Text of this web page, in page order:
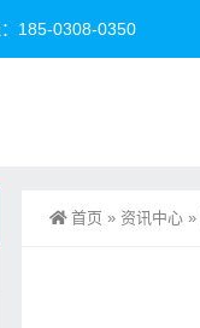
185-0308-0350
首页 » 资讯中心 »